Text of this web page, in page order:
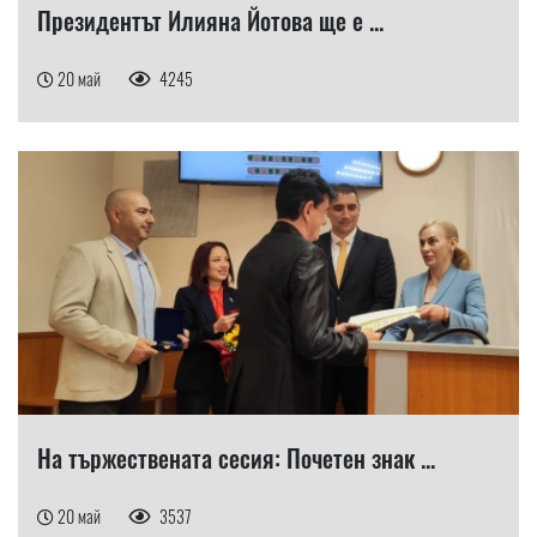
Президентът Илияна Йотова ще е ...
20 май 4245
На тържествената сесия: Почетен знак ...
20 май 3537